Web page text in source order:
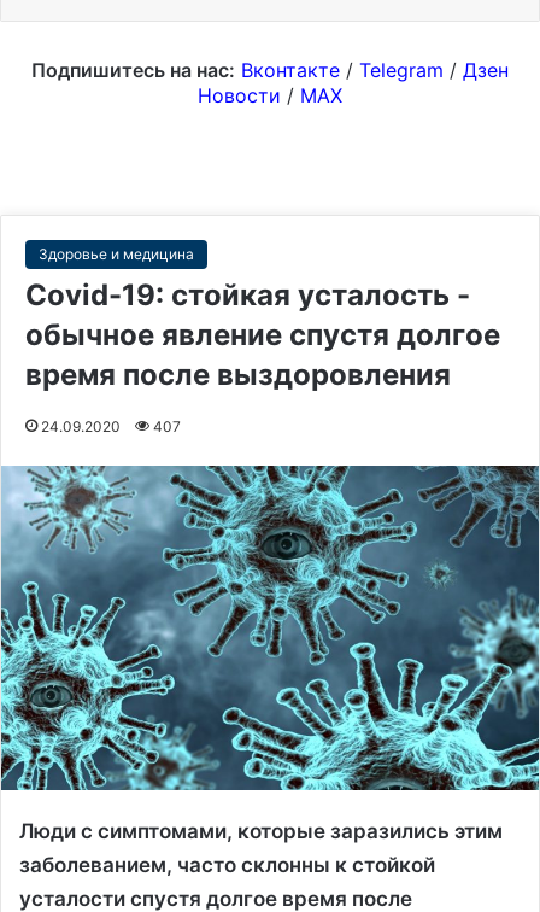
Подпишитесь на нас: Вконтакте / Telegram / Дзен
Новости / MAX